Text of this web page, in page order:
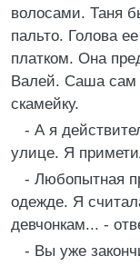
волосами. Таня
пальто. Голова
платком. Она
Валей. Саша сам
скамейку.
- А я
улице. Я
- Любопытная
одежде. Я
девчонкам... -
- Вы уже